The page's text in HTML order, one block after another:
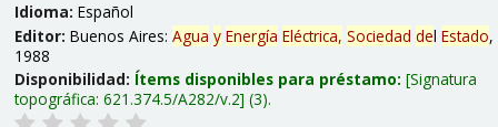
Idioma: Español
Editor: Buenos Aires: Agua y Energía Eléctrica, Sociedad del Estado,
1988
Disponibilidad: Ítems disponibles para préstamo: Signatura
topográfica: 621.374.5/A282/v.2 (3).